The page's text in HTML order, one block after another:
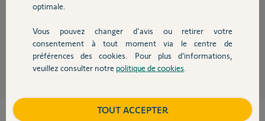
Devis avec un pro
Contact
La TC est HS.
Charly il y a presque 2 ans
optimale.
Vous pouvez changer d'avis ou retirer votre
consentement à tout moment via le centre de
préférences des cookies. Pour plus d’informations,
veuillez consulter notre politique de cookies
TOUT ACCEPTER